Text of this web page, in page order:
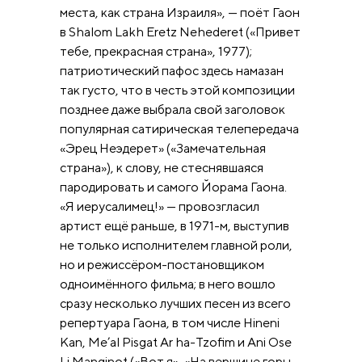
места, как страна Израиля», — поёт Гаон
в Shalom Lakh Eretz Nehederet («Привет
тебе, прекрасная страна», 1977);
патриотический пафос здесь намазан
так густо, что в честь этой композиции
позднее даже выбрала свой заголовок
популярная сатирическая телепередача
«Эрец Неэдерет» («Замечательная
страна»), к слову, не стеснявшаяся
пародировать и самого Йорама Гаона.
«Я иерусалимец!» — провозгласил
артист ещё раньше, в 1971-м, выступив
не только исполнителем главной роли,
но и режиссёром-постановщиком
одноимённого фильма; в него вошло
сразу несколько лучших песен из всего
репертуара Гаона, в том числе Hineni
Kan, Me’al Pisgat Ar ha-Tzofim и Ani Ose